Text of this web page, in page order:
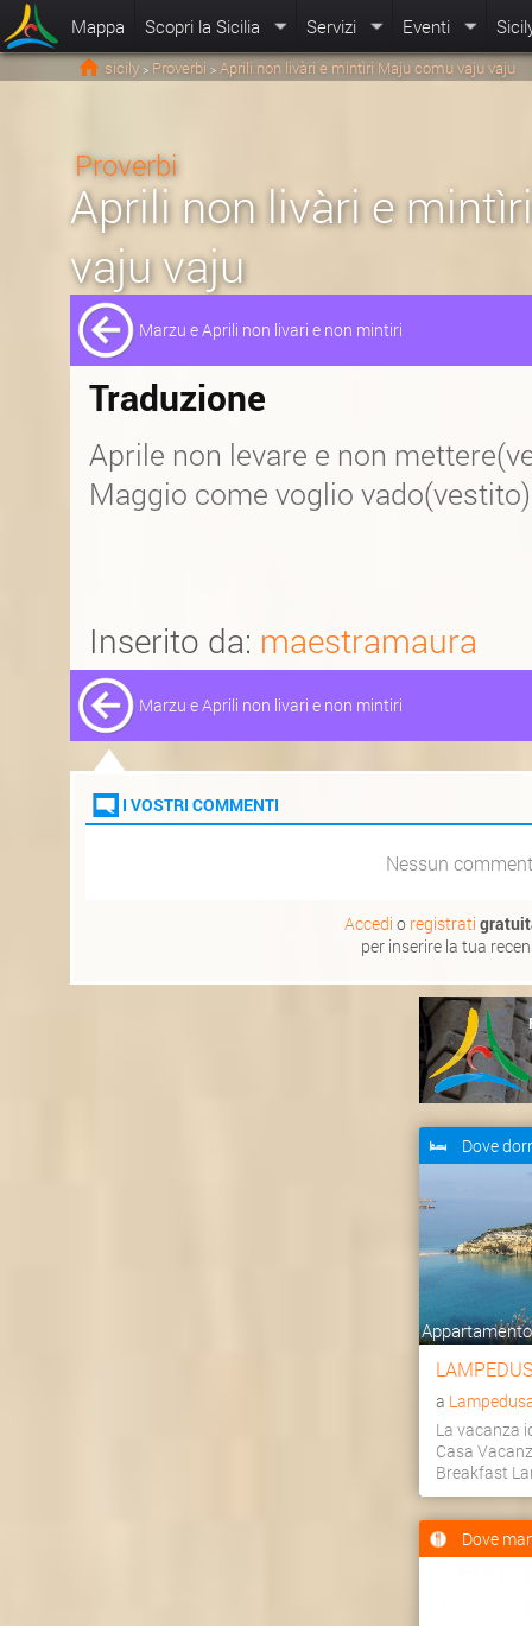
Mappa Scopri la Sicilia Servizi Eventi
sicily > Proverbi > Aprili non livàri e mintìri Maju comu vaju vaju
Proverbi
Aprili non livàri e
vaju vaju
Marzu e Aprili non livari e non mintiri
Traduzione
Aprile non levare e non
Maggio come voglio vado(vestito)
Inserito da: maestramaura
Marzu e Aprili non livari e non mintiri
I VOSTRI COMMENTI
Nessun
Accedi o registrati
per inserire la tua
Dove
a
La vacanza
Casa
Breakfast
Dove